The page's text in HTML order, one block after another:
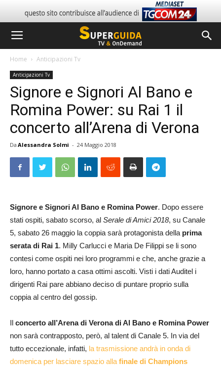
Home Anticipazioni Tv
Anticipazioni Tv
Signore e Signori Al Bano e
Romina Power: su Rai 1 il
concerto all’Arena di Verona
Da Alessandra Solmi - 24 Maggio 2018
Signore e Signori Al Bano e Romina Power. Dopo essere
stati ospiti, sabato scorso, al Serale di Amici 2018, su Canale
5, sabato 26 maggio la coppia sarà protagonista della prima
serata di Rai 1. Milly Carlucci e Maria De Filippi se li sono
contesi come ospiti nei loro programmi e che, anche grazie a
loro, hanno portato a casa ottimi ascolti. Visti i dati Auditel i
dirigenti Rai pare abbiano deciso di puntare proprio sulla
coppia al centro del gossip.
Il concerto all’Arena di Verona di Al Bano e Romina Power
non sarà contrapposto, però, al talent di Canale 5. In via del
tutto eccezionale, infatti, la trasmissione andrà in onda di
domenica per lasciare spazio alla finale di Champions